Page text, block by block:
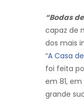
“Bodas
capaz de
dos mais
“A Casa
foi feita
em 81,
grande